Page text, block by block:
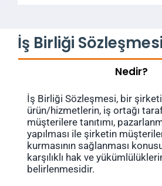
İş Birliği
Nedir?
İş Birliği Sözleşmesi, bir
ürün/hizmetlerin, iş ortağı
müşterilere tanıtımı,
yapılması ile şirketin
kurmasının sağlanması
karşılıklı hak ve
belirlenmesidir.